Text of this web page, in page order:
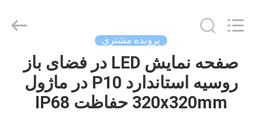
خانه
محصولات
Creation
Limited.
پرونده مشتری
صفحه نمایش LED در فضای باز
روسیه استاندارد P10 در ماژول
320x320mm حفاظت IP68